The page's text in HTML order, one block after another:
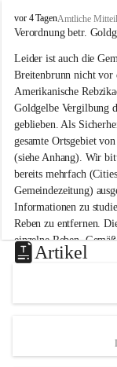
B
r
i
t
e
n
b
r
u
n
n
a
m
N
e
u
s
d
S
vor 4 TagenAmtliche
Verordnung betr.
Leider ist auch die
Breitenbrunn nicht vor
Amerikanische
Goldgelbe Vergilbung
geblieben. Als
gesamte Ortsgebiet
(siehe Anhang). Wir
bereits mehrfach
Gemeindezeitung)
Informationen zu
Reben zu entfernen.
einzelne Reben.
Weinbaugesetz sind
unzulässige
helfen wir zusammen
vor den
und den daraus
Artikel